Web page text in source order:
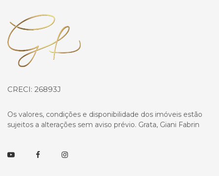
Página inicial
CRECI: 26893J
Os valores, condições e disponibilidade dos imóveis estão
sujeitos a alterações sem aviso prévio. Grata, Giani Fabrin
YoutubeFacebookInstagram